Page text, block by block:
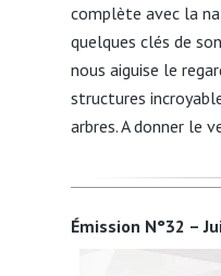
complète avec la
quelques clés de
nous aiguise le
structures
arbres. A donner le
Émission N°32 –